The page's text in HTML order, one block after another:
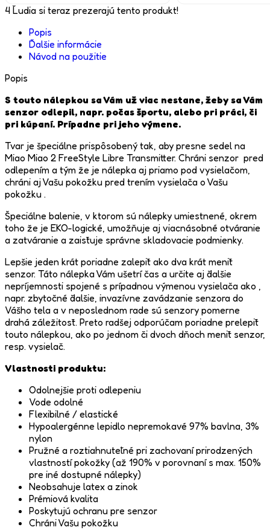
4 Ľudia si teraz prezerajú tento produkt!
Popis
Ďalšie informácie
Návod na použitie
Popis
S touto nálepkou sa Vám už viac nestane, žeby sa Vám
senzor odlepil, napr. počas športu, alebo pri práci, či
pri kúpaní. Prípadne pri jeho výmene.
Tvar je špeciálne prispôsobený tak, aby presne sedel na
Miao Miao 2 FreeStyle Libre Transmitter. Chráni senzor pred
odlepením a tým že je nálepka aj priamo pod vysielačom,
chráni aj Vašu pokožku pred trením vysielača o Vašu
pokožku .
Špeciálne balenie, v ktorom sú nálepky umiestnené, okrem
toho že je EKO-logické, umožňuje aj viacnásobné otváranie
a zatváranie a zaisťuje správne skladovacie podmienky.
Lepšie jeden krát poriadne zalepiť ako dva krát meniť
senzor. Táto nálepka Vám ušetrí čas a určite aj ďalšie
nepríjemnosti spojené s prípadnou výmenou vysielača ako ,
napr. zbytočné ďalšie, invazívne zavádzanie senzora do
Vášho tela a v neposlednom rade sú senzory pomerne
drahá záležitosť. Preto radšej odporúčam poriadne prelepiť
touto nálepkou, ako po jednom či dvoch dňoch meniť senzor,
resp. vysielač.
Vlastnosti produktu:
Odolnejšie proti odlepeniu
Vode odolné
Flexibilné / elastické
Hypoalergénne lepidlo nepremokavé 97% bavlna, 3%
nylon
Pružné a roztiahnuteľné pri zachovaní prirodzených
vlastností pokožky (až 190% v porovnaní s max. 150%
pre iné dostupné nálepky)
Neobsahuje latex a zinok
Prémiová kvalita
Poskytujú ochranu pre senzor
Chráni Vašu pokožku